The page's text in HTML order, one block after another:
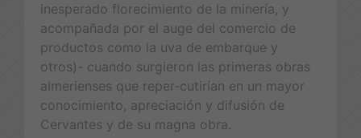
inesperado florecimiento de la minería, y
acompañada por el auge del comercio de
productos como la uva de embarque y
otros)- cuando surgieron las primeras obras
almerienses que reper-cutirían en un mayor
conocimiento, apreciación y difusión de
Cervantes y de su magna obra.